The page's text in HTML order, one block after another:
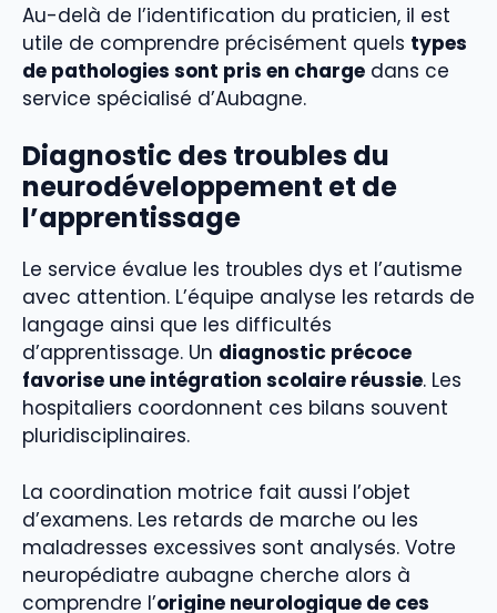
Au-delà de l’identification du praticien, il est
utile de comprendre précisément quels types
de pathologies sont pris en charge dans ce
service spécialisé d’Aubagne.
Diagnostic des troubles du
neurodéveloppement et de
l’apprentissage
Le service évalue les troubles dys et l’autisme
avec attention. L’équipe analyse les retards de
langage ainsi que les difficultés
d’apprentissage. Un diagnostic précoce
favorise une intégration scolaire réussie. Les
hospitaliers coordonnent ces bilans souvent
pluridisciplinaires.
La coordination motrice fait aussi l’objet
d’examens. Les retards de marche ou les
maladresses excessives sont analysés. Votre
neuropédiatre aubagne cherche alors à
comprendre l’origine neurologique de ces